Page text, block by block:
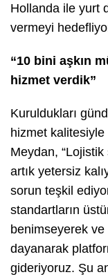
Hollanda ile yurt
vermeyi
“10 bini aşkın
hizmet verdik”
Kuruldukları
hizmet kalitesiyle
Meydan,
artık yetersiz
sorun teşkil
standartların
benimseyerek
dayanarak
gideriyoruz. Şu